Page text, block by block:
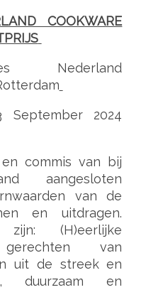
COOKWARE
Nederland
September 2024
commis van bij
aangesloten
van de
en uitdragen.
zijn: (H)eerlijke
van
uit de streek en
duurzaam en